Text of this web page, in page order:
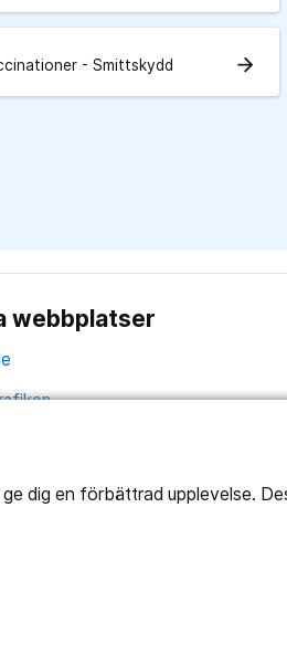
dig en förbättrad upplevelse.
- Smittskydd arrow_forward
webbplatser